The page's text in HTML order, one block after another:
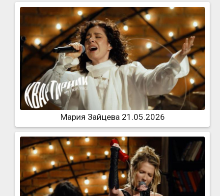
Мария Зайцева 21.05.2026